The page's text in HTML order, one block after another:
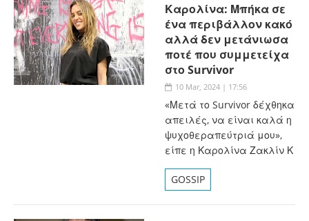
Καρολίνα: Μπήκα σε
ένα περιβάλλον κακό
αλλά δεν μετάνιωσα
ποτέ που συμμετείχα
στο Survivor
10 Mar, 2024 | 17:56
«Μετά το Survivor δέχθηκα
απειλές, να είναι καλά η
ψυχοθεραπεύτριά μου»,
είπε η Καρολίνα Ζακλίν Κ
GOSSIP